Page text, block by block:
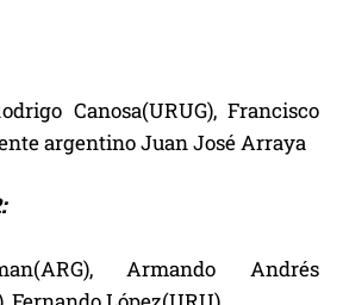
Canosa(URUG), Francisco
argentino Juan José Arraya
Armando Andrés